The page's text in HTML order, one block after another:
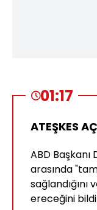
01:17
ATEŞKES
ABD
arasında
sağlandığını
ereceğini